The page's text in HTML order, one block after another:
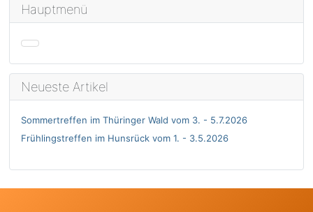
Hauptmenü
Neueste Artikel
Sommertreffen im Thüringer Wald vom 3. - 5.7.2026
Frühlingstreffen im Hunsrück vom 1. - 3.5.2026